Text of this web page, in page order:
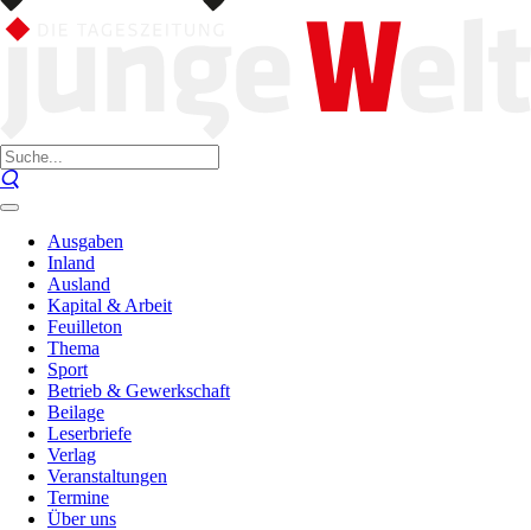
Ausgaben
Inland
Ausland
Kapital & Arbeit
Feuilleton
Thema
Sport
Betrieb & Gewerkschaft
Beilage
Leserbriefe
Verlag
Veranstaltungen
Termine
Über uns